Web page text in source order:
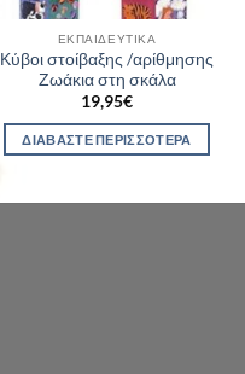
ΕΚΠΑΙΔΕΥΤΙΚΆ
Κύβοι στοίβαξης /αρίθμησης
Ζωάκια στη σκάλα
19,95€
ΔΙΑΒΆΣΤΕ ΠΕΡΙΣΣΌΤΕΡΑ